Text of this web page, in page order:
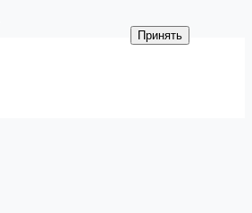
Принять